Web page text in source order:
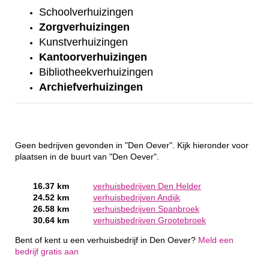
Schoolverhuizingen
Zorgverhuizingen
Kunstverhuizingen
Kantoorverhuizingen
Bibliotheekverhuizingen
Archiefverhuizingen
Geen bedrijven gevonden in "Den Oever". Kijk hieronder voor
plaatsen in de buurt van "Den Oever".
16.37 km
verhuisbedrijven Den Helder
24.52 km
verhuisbedrijven Andijk
26.58 km
verhuisbedrijven Spanbroek
30.64 km
verhuisbedrijven Grootebroek
Bent of kent u een verhuisbedrijf in Den Oever? Meld een
bedrijf gratis aan